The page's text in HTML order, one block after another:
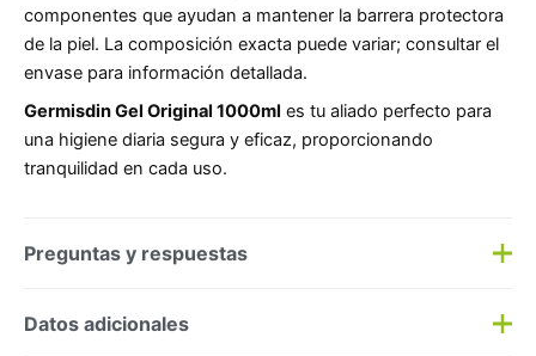
componentes que ayudan a mantener la barrera protectora
de la piel. La composición exacta puede variar; consultar el
envase para información detallada.
Germisdin Gel Original 1000ml es tu aliado perfecto para
una higiene diaria segura y eficaz, proporcionando
tranquilidad en cada uso.
Preguntas y respuestas
Preguntas y respuestas
Datos adicionales